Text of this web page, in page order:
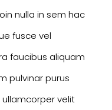
nulla in sem hac
fusce vel
faucibus aliquam
pulvinar purus
velit